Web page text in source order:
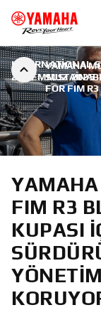
YAMAHA
FOR FIM R3
INTERNATIONAL
27 TEMMUZ 2025
YAMAHA
FIM R3
KUPASI